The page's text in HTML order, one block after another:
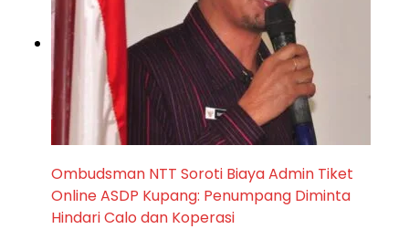
Ombudsman NTT Soroti Biaya Admin Tiket
Online ASDP Kupang: Penumpang Diminta
Hindari Calo dan Koperasi